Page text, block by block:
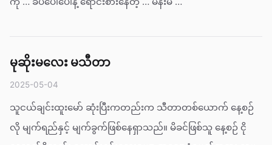
မုဆိုးမလေး မသီတာ
2025-05-04
သူငယ်ချင်းထူးမော် ဆုံးပြီးကတည်းက သီတာတစ်ယောက် နေ့စဉ်
လို မျက်ရည်နှင့် မျက်ခွက်ဖြစ်နေရှာသည်။ မိခင်ဖြစ်သူ နေ့စဉ် ငို